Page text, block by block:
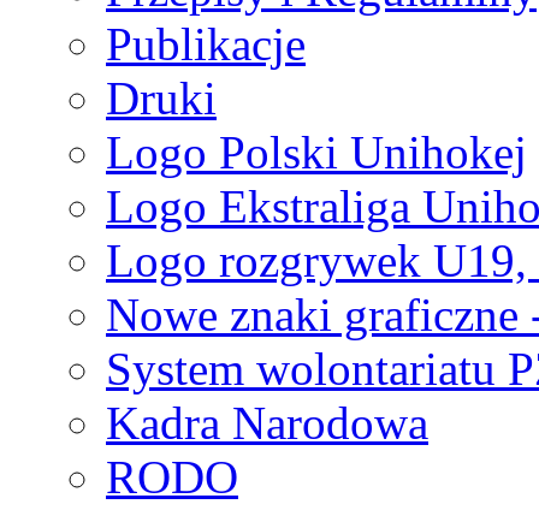
Publikacje
Druki
Logo Polski Unihokej
Logo Ekstraliga
Logo rozgrywek
Nowe znaki graficzne
System wolontariatu
Kadra Narodowa
RODO